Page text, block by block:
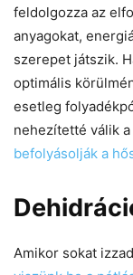
feldolgozza az
anyagokat,
szerepet játszik.
optimális
esetleg
nehezítetté válik
befolyásolják a
Amikor sokat